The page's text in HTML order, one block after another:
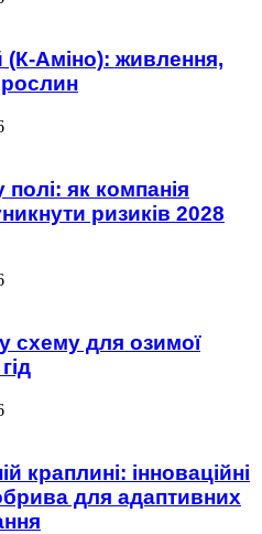
Аміно): живлення,
рослин
як компанія
ризиків 2028
схему для озимої
краплині: інноваційні
для адаптивних